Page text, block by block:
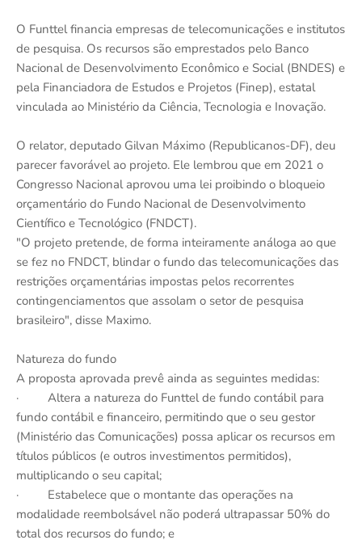
O Funttel financia empresas de telecomunicações e institutos
de pesquisa. Os recursos são emprestados pelo Banco
Nacional de Desenvolvimento Econômico e Social (BNDES) e
pela Financiadora de Estudos e Projetos (Finep), estatal
vinculada ao Ministério da Ciência, Tecnologia e Inovação.
O relator, deputado Gilvan Máximo (Republicanos-DF), deu
parecer favorável ao projeto. Ele lembrou que em 2021 o
Congresso Nacional aprovou uma lei proibindo o bloqueio
orçamentário do Fundo Nacional de Desenvolvimento
Científico e Tecnológico (FNDCT).
"O projeto pretende, de forma inteiramente análoga ao que
se fez no FNDCT, blindar o fundo das telecomunicações das
restrições orçamentárias impostas pelos recorrentes
contingenciamentos que assolam o setor de pesquisa
brasileiro", disse Maximo.
Natureza do fundo
A proposta aprovada prevê ainda as seguintes medidas:
· Altera a natureza do Funttel de fundo contábil para
fundo contábil e financeiro, permitindo que o seu gestor
(Ministério das Comunicações) possa aplicar os recursos em
títulos públicos (e outros investimentos permitidos),
multiplicando o seu capital;
· Estabelece que o montante das operações na
modalidade reembolsável não poderá ultrapassar 50% do
total dos recursos do fundo; e